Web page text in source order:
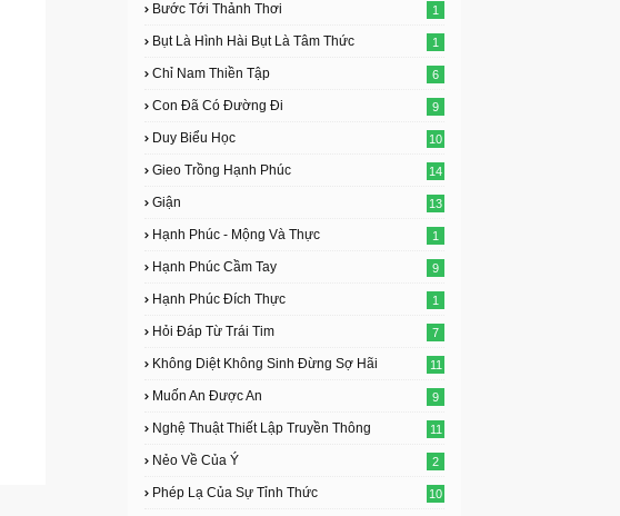
Bước Tới Thảnh Thơi 1
Bụt Là Hình Hài Bụt Là Tâm Thức 1
Chỉ Nam Thiền Tập 6
Con Đã Có Đường Đi 9
Duy Biểu Học 10
Gieo Trồng Hạnh Phúc 14
Giận 13
Hạnh Phúc - Mộng Và Thực 1
Hạnh Phúc Cầm Tay 9
Hạnh Phúc Đích Thực 1
Hỏi Đáp Từ Trái Tim 7
Không Diệt Không Sinh Đừng Sợ Hãi 11
Muốn An Được An 9
Nghệ Thuật Thiết Lập Truyền Thông 11
Nẻo Về Của Ý 2
Phép Lạ Của Sự Tỉnh Thức 10